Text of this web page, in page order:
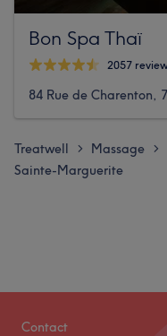
Bon Spa Thaï
2057
84 Rue de Charenton,
Treatwell > Massage >
Sainte-Marguerite
Contact